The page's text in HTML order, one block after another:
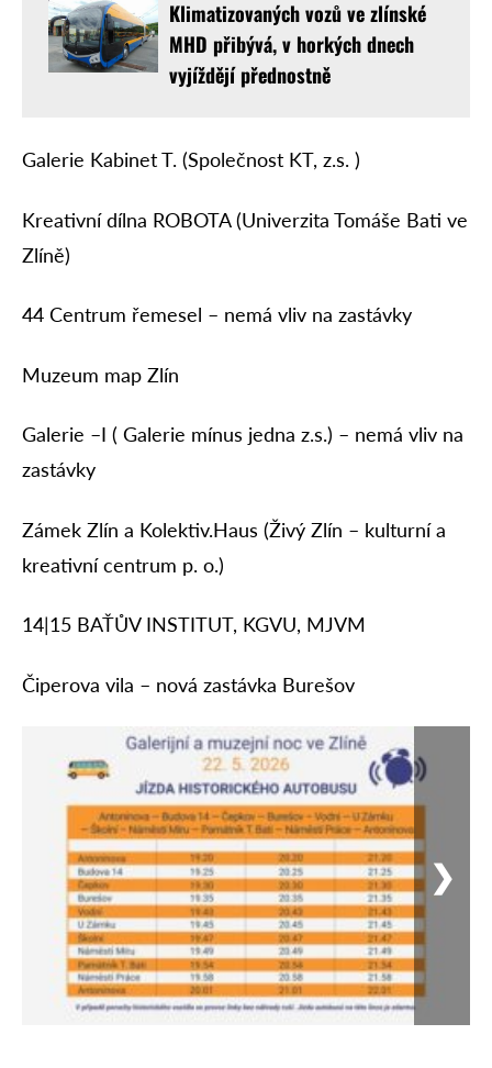
Klimatizovaných vozů ve zlínské
MHD přibývá, v horkých dnech
vyjíždějí přednostně
Galerie Kabinet T. (Společnost KT, z.s. )
Kreativní dílna ROBOTA (Univerzita Tomáše Bati ve
Zlíně)
44 Centrum řemesel – nemá vliv na zastávky
Muzeum map Zlín
Galerie –I ( Galerie mínus jedna z.s.) – nemá vliv na
zastávky
Zámek Zlín a Kolektiv.Haus (Živý Zlín – kulturní a
kreativní centrum p. o.)
14|15 BAŤŮV INSTITUT, KGVU, MJVM
Čiperova vila – nová zastávka Burešov
❯